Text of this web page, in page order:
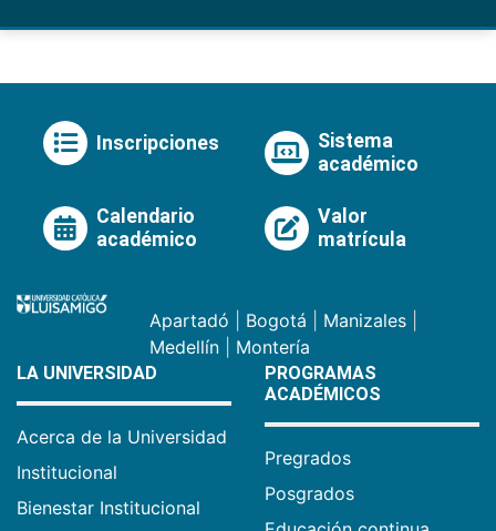
Inscripciones
Sistema
académico
Calendario
académico
Valor
matrícula
Apartadó Bogotá Manizales
Medellín
Montería
LA UNIVERSIDAD
Acerca de la Universidad
Institucional
Bienestar Institucional
PROGRAMAS
ACADÉMICOS
Pregrados
Posgrados